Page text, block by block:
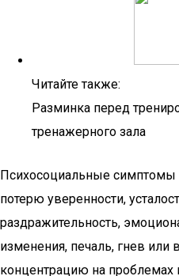
Читайте также:
Разминка перед
тренажерного зала
Психосоциальные
потерю уверенности,
раздражительность,
изменения, печаль, гнев или
концентрацию на проблемах